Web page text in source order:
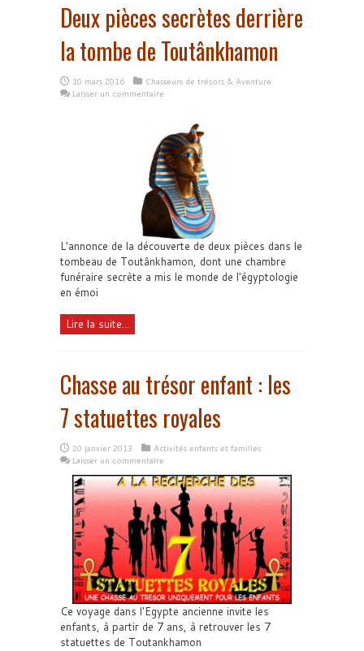
Deux pièces secrètes derrière
la tombe de Toutânkhamon
10 mars 2016
Chasseurs de trésors & Aventure
Laisser un commentaire
L'annonce de la découverte de deux pièces dans le
tombeau de Toutânkhamon, dont une chambre
funéraire secrète a mis le monde de l'égyptologie
en émoi
Lire la suite...
Chasse au trésor enfant : les
7 statuettes royales
20 janvier 2013
Activités enfants et familles
Laisser un commentaire
Ce voyage dans l'Egypte ancienne invite les
enfants, à partir de 7 ans, à retrouver les 7
statuettes de Toutankhamon